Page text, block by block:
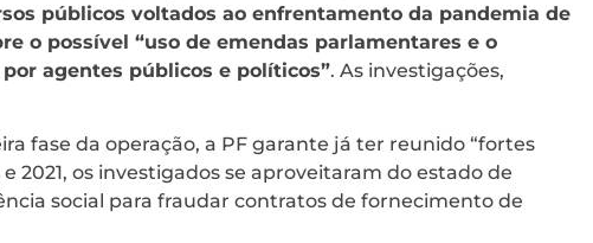
públicos voltados ao enfrentamento da pandemia de
o possível “uso de emendas parlamentares e o
agentes públicos e políticos”. As investigações,
fase da operação, a PF garante já ter reunido “fortes
2021, os investigados se aproveitaram do estado de
social para fraudar contratos de fornecimento de